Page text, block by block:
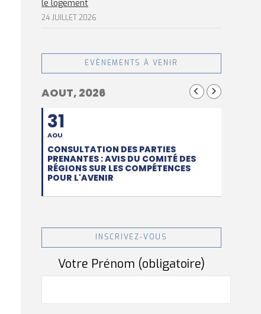
le logement
24 JUILLET 2026
EVÈNEMENTS À VENIR
AOUT, 2026
31
AOU
CONSULTATION DES PARTIES
PRENANTES : AVIS DU COMITÉ DES
RÉGIONS SUR LES COMPÉTENCES
POUR L'AVENIR
INSCRIVEZ-VOUS
Votre Prénom (obligatoire)